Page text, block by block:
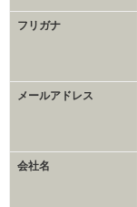
フリガナ
メールアドレス
会社名